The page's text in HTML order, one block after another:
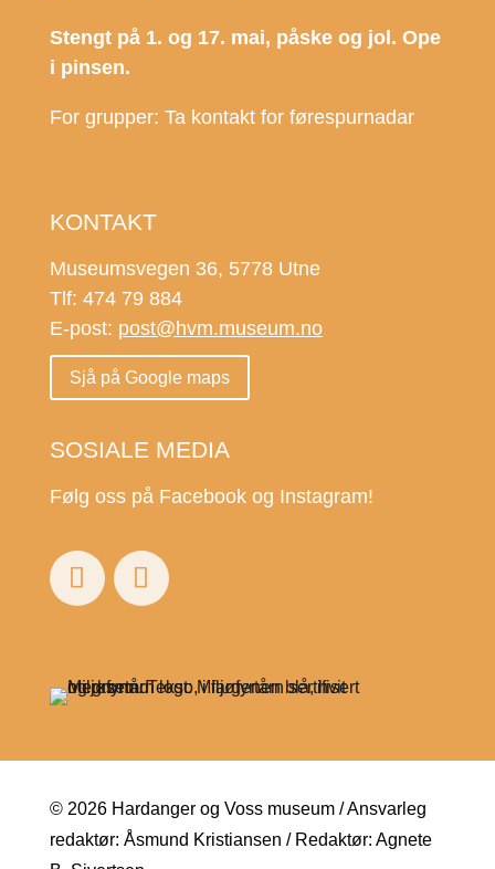
Stengt på 1. og 17. mai, påske og jol. Ope
i pinsen.
For grupper: Ta kontakt for førespurnadar
KONTAKT
Museumsvegen 36, 5778 Utne
Tlf: 474 79 884
E-post: post@hvm.museum.no
Sjå på Google maps
SOSIALE MEDIA
Følg oss på Facebook og Instagram!
© 2026 Hardanger og Voss museum / Ansvarleg
redaktør: Åsmund Kristiansen / Redaktør: Agnete